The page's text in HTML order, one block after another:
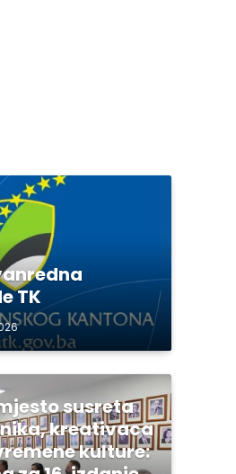
TK
susreta
kreativaca
kulture: